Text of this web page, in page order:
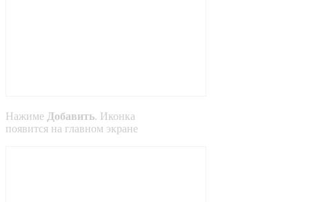
Нажиме Добавить. Иконка
появится на главном экране